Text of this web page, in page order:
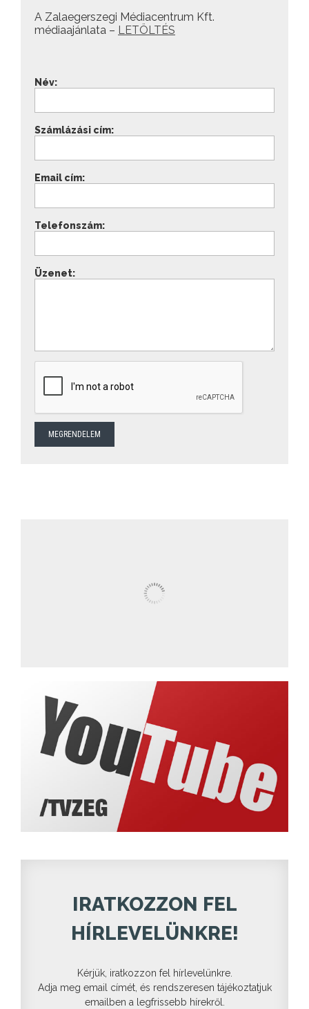
A Zalaegerszegi Médiacentrum Kft.
médiaajánlata – LETÖLTÉS
Név:
Számlázási cím:
Email cím:
Telefonszám:
Üzenet:
IRATKOZZON FEL
HÍRLEVELÜNKRE!
Kérjük, iratkozzon fel hírlevelünkre.
Adja meg email címét, és rendszeresen tájékoztatjuk
emailben a legfrissebb hírekről.